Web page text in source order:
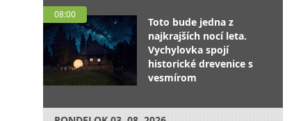
08:00
Toto bude jedna z
najkrajších nocí leta.
Vychylovka spojí
historické drevenice s
vesmírom